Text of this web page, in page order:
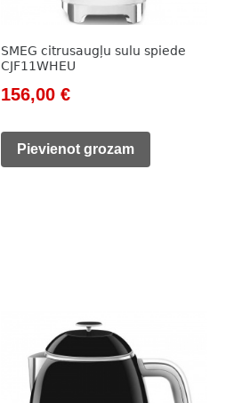
SMEG citrusaugļu sulu spiede
CJF11WHEU
Original
was:
156,00€Current
is:
Pievienot grozam